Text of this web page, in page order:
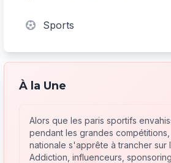
Sports
À la Une
Alors que les paris sportifs
pendant les grandes
nationale s'apprête à trancher sur
Addiction, influenceurs,